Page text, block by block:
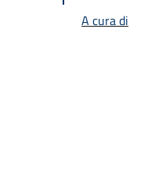
A cura di